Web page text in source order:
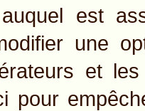
est
une
et
pour